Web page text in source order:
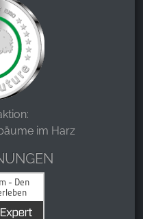
im Harz